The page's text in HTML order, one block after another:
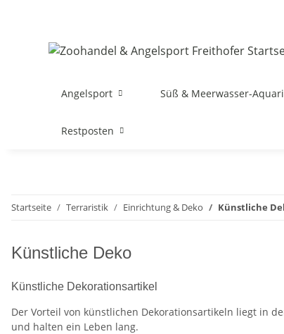
Angelsport Süß & Meerwasser-
Restposten
Startseite Terraristik Einrichtung & Deko Künstliche
Künstliche Deko
Künstliche Dekorationsartikel
Der Vorteil von künstlichen Dekorationsartikeln liegt in
und halten ein Leben lang.